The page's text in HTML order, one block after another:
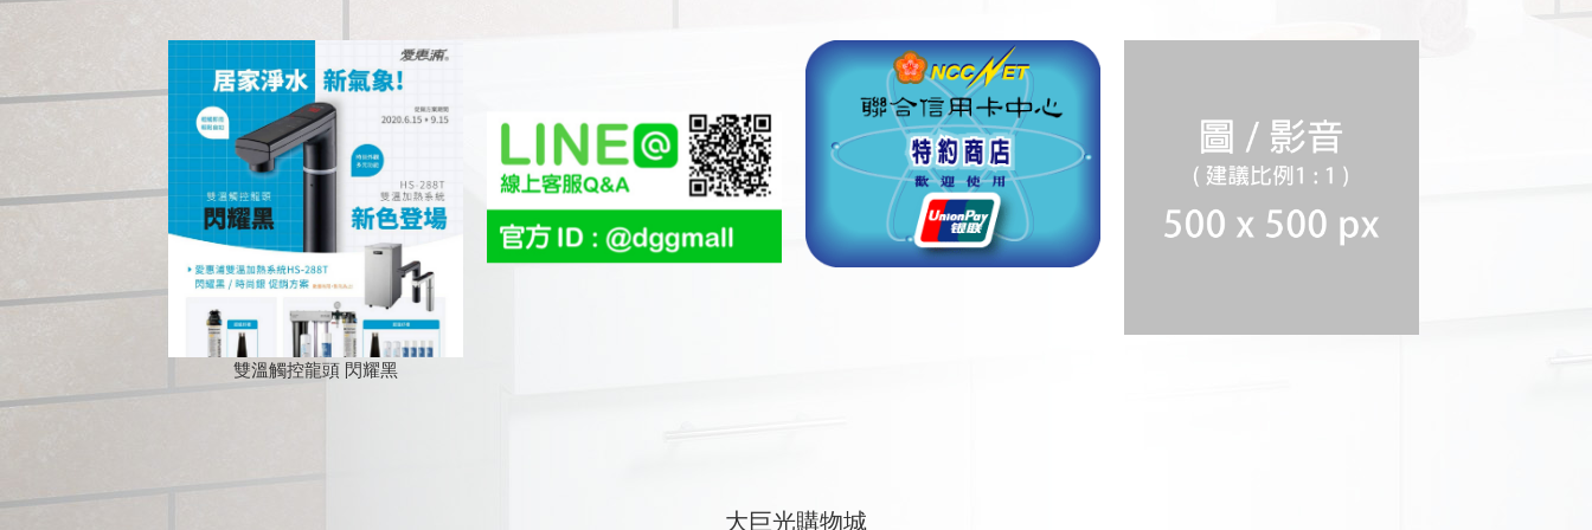
雙溫觸控龍頭 閃耀黑
大巨光購物城